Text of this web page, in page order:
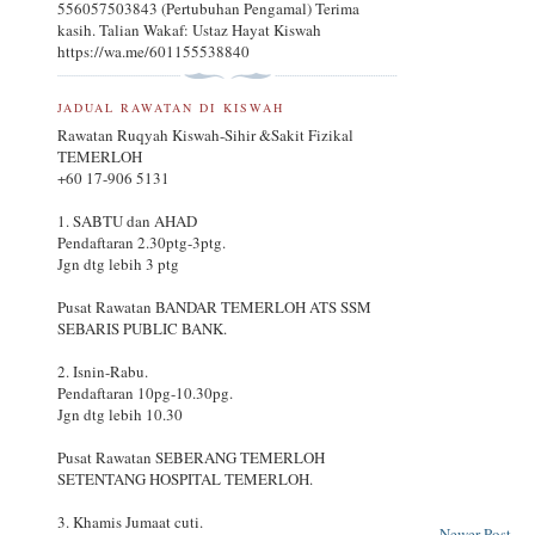
556057503843 (Pertubuhan Pengamal) Terima
kasih. Talian Wakaf: Ustaz Hayat Kiswah
https://wa.me/601155538840
JADUAL RAWATAN DI KISWAH
Rawatan Ruqyah Kiswah-Sihir &Sakit Fizikal
TEMERLOH
+60 17-906 5131
1. SABTU dan AHAD
Pendaftaran 2.30ptg-3ptg.
Jgn dtg lebih 3 ptg
Pusat Rawatan BANDAR TEMERLOH ATS SSM
SEBARIS PUBLIC BANK.
2. Isnin-Rabu.
Pendaftaran 10pg-10.30pg.
Jgn dtg lebih 10.30
Pusat Rawatan SEBERANG TEMERLOH
SETENTANG HOSPITAL TEMERLOH.
3. Khamis Jumaat cuti.